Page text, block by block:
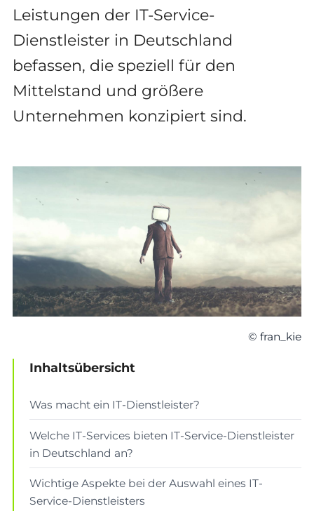
Leistungen der IT-Service-
Dienstleister in Deutschland
befassen, die speziell für den
Mittelstand und größere
Unternehmen konzipiert sind.
© fran_kie
Inhaltsübersicht
Was macht ein IT-Dienstleister?
Welche IT-Services bieten IT-Service-Dienstleister
in Deutschland an?
Wichtige Aspekte bei der Auswahl eines IT-
Service-Dienstleisters